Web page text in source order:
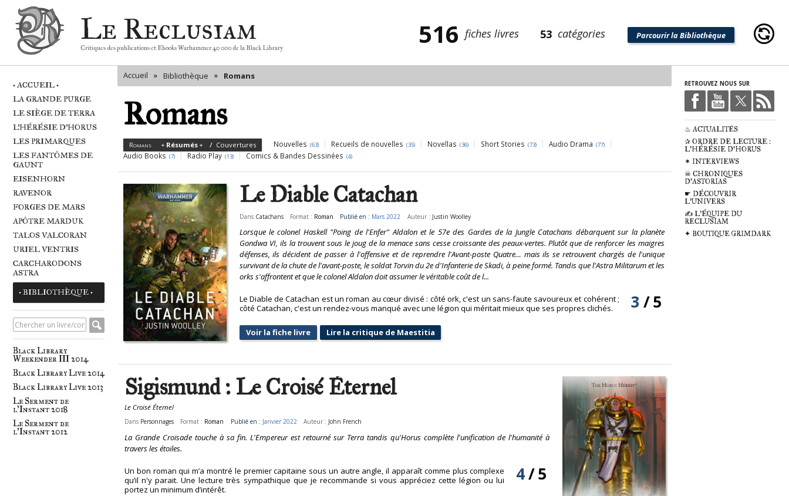
Le Reclusiam
Critiques des publications et Ebooks Warhammer 40 000 de la Black Library 516 fiches livres 53 catégories Parcourir la Bibliothèque
• ACCUEIL •
LA GRANDE PURGE
LE SIÈGE DE TERRA
L'HÉRÉSIE D'HORUS
LES PRIMARQUES
LES FANTÔMES DE
GAUNT
EISENHORN
RAVENOR
FORGES DE MARS
APÔTRE MARDUK
TALOS VALCORAN
URIEL VENTRIS
CARCHARODONS
ASTRA
• BIBLIOTHÈQUE •
Black Library
Weekender III 2014
Black Library Live 2014
Black Library Live 2013
Le Serment de
l'Instant 2018
Le Serment de
l'Instant 2012
RETROUVEZ NOUS SUR
♨ ACTUALITÉS
✰ ORDRE DE LECTURE :
L'HÉRÉSIE D'HORUS
✶ INTERVIEWS
☠ CHRONIQUES
D'ASTORIAS
☛ DÉCOUVRIR
L'UNIVERS
✍ L'ÉQUIPE DU
RECLUSIAM
✦ BOUTIQUE GRIMDARK
Accueil » Bibliothèque » Romans
Romans
Romans Résumés Couvertures Nouvelles (63) Recueils de nouvelles (35) Novellas (36) Short Stories (73) Audio Drama (77)
Audio Books (7) Radio Play (13) Comics & Bandes Dessinées (4)
Le Diable Catachan
Dans Catachans Format : Roman Publié en : Mars 2022 Auteur : Justin Woolley
Lorsque le colonel Haskell "Poing de l'Enfer" Aldalon et le 57e des Gardes de la Jungle Catachans débarquent sur la planète
Gondwa VI, ils la trouvent sous le joug de la menace sans cesse croissante des peaux-vertes. Plutôt que de renforcer les maigres
défenses, ils décident de passer à l'offensive et de reprendre l'Avant-poste Quatre… mais ils se retrouvent chargés de l'unique
survivant de la chute de l'avant-poste, le soldat Torvin du 2e d'Infanterie de Skadi, à peine formé. Tandis que l'Astra Militarum et les
orks s'affrontent et que le colonel Aldalon doit assumer le véritable coût de l...
3 /5
Le Diable de Catachan est un roman au cœur divisé : côté ork, c'est un sans-faute savoureux et cohérent ;
côté Catachan, c'est un rendez-vous manqué avec une légion qui méritait mieux que ses propres clichés.
Voir la fiche livre Lire la critique de Maestitia
Sigismund : Le Croisé Éternel
Le Croisé Éternel
Dans Personnages Format : Roman Publié en : Janvier 2022 Auteur : John French
La Grande Croisade touche à sa fin. L'Empereur est retourné sur Terra tandis qu'Horus complète l'unification de l'humanité à
travers les étoiles.
4/5
Un bon roman qui m’a montré le premier capitaine sous un autre angle, il apparaît comme plus complexe
qu’il n'y parait. Une lecture très sympathique que je recommande si vous appréciez cette légion ou lui
portez un minimum d’intérêt.
Pages